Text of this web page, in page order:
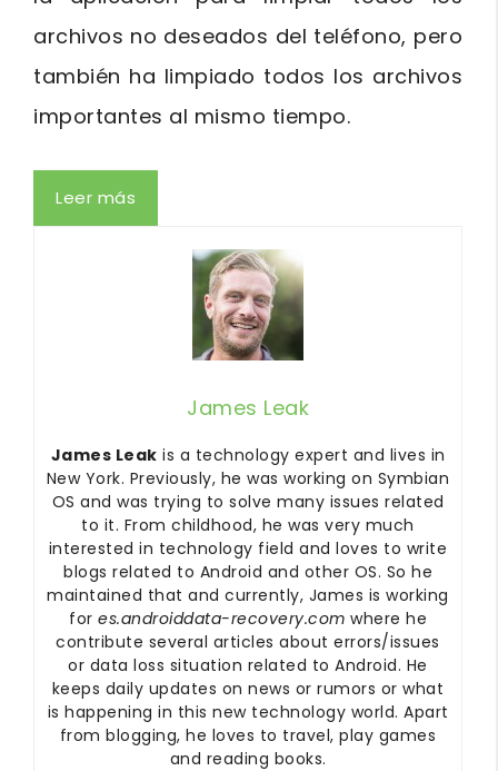
archivos no deseados del teléfono, pero
también ha limpiado todos los archivos
importantes al mismo tiempo.
Leer más
James Leak
James Leak is a technology expert and lives in
New York. Previously, he was working on Symbian
OS and was trying to solve many issues related
to it. From childhood, he was very much
interested in technology field and loves to write
blogs related to Android and other OS. So he
maintained that and currently, James is working
for es.androiddata-recovery.com where he
contribute several articles about errors/issues
or data loss situation related to Android. He
keeps daily updates on news or rumors or what
is happening in this new technology world. Apart
from blogging, he loves to travel, play games
and reading books.